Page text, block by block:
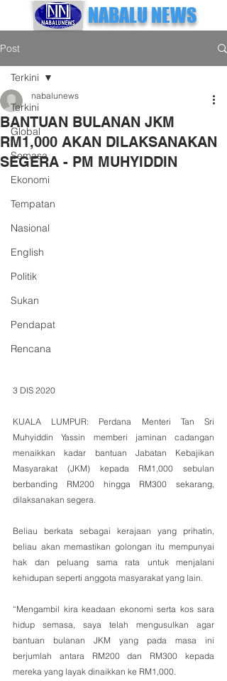
NABALU NEWS
Post
Terkini
Global
Semasa
Ekonomi
Tempatan
Nasional
English
Politik
Sukan
Pendapat
Rencana
Terkini
BANTUAN BULANAN JKM
RM1,000 AKAN DILAKSANAKAN
SEGERA - PM MUHYIDDIN
nabalunews
3 DIS 2020
KUALA LUMPUR: Perdana Menteri Tan Sri
Muhyiddin Yassin memberi jaminan cadangan
menaikkan kadar bantuan Jabatan Kebajikan
Masyarakat (JKM) kepada RM1,000 sebulan
berbanding RM200 hingga RM300 sekarang,
dilaksanakan segera.
Beliau berkata sebagai kerajaan yang prihatin,
beliau akan memastikan golongan itu mempunyai
hak dan peluang sama rata untuk menjalani
kehidupan seperti anggota masyarakat yang lain.
“Mengambil kira keadaan ekonomi serta kos sara
hidup semasa, saya telah mengusulkan agar
bantuan bulanan JKM yang pada masa ini
berjumlah antara RM200 dan RM300 kepada
mereka yang layak dinaikkan ke RM1,000.